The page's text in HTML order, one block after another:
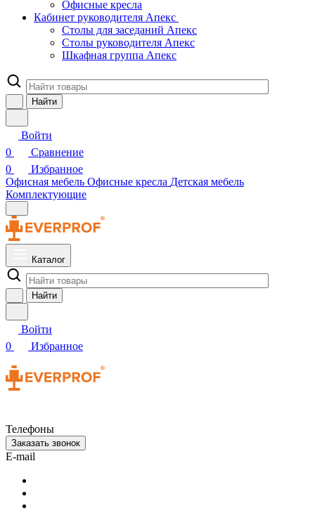
Офисные кресла
Кабинет руководителя Апекс
Столы для заседаний Апекс
Столы руководителя Апекс
Шкафная группа Апекс
Найти
Войти
0
Сравнение
0
Избранное
Офисная мебель Офисные кресла Детская мебель
Комплектующие
Каталог
Найти
Войти
0
Избранное
Телефоны
Заказать звонок
E-mail